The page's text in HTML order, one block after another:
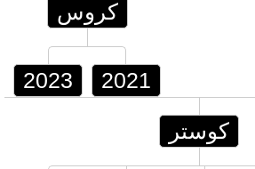
كروس
2023 2021
كوستر